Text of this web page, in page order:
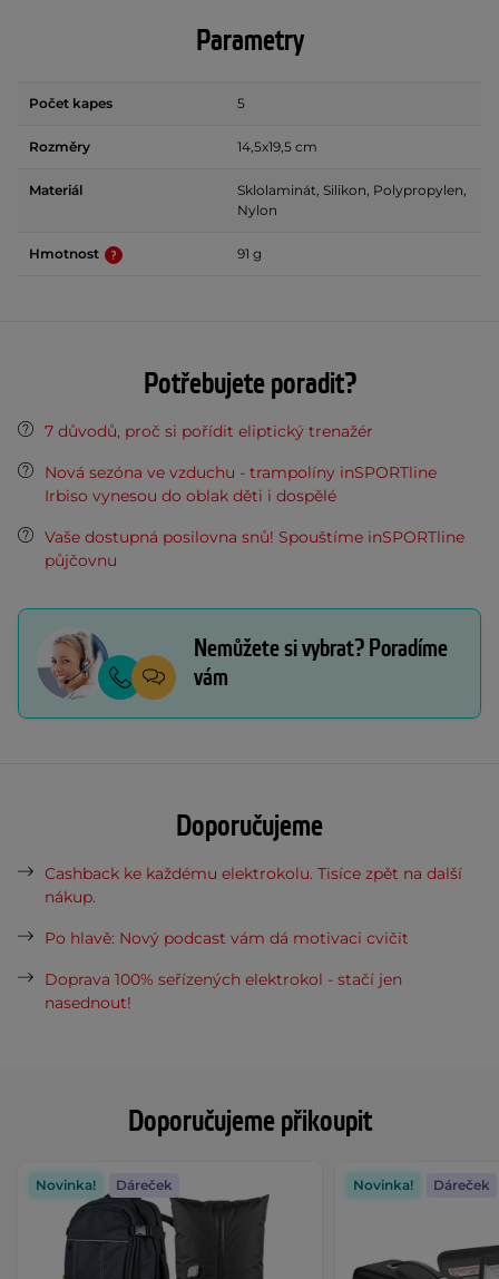
Doporučujeme přikoupit
Novinka! Dáreček Novinka! Dáreček
Parametry
Počet kapes 5
Rozměry 14,5x19,5 cm
Materiál
Sklolaminát, Silikon, Polypropylen,
Nylon
Hmotnost 91 g
Potřebujete poradit?
7 důvodů, proč si pořídit eliptický trenažér
Nová sezóna ve vzduchu - trampolíny inSPORTline
Irbiso vynesou do oblak děti i dospělé
Vaše dostupná posilovna snů! Spouštíme inSPORTline
půjčovnu
Nemůžete si vybrat? Poradíme
vám
Doporučujeme
Cashback ke každému elektrokolu. Tisíce zpět na další
nákup.
Po hlavě: Nový podcast vám dá motivaci cvičit
Doprava 100% seřízených elektrokol - stačí jen
nasednout!